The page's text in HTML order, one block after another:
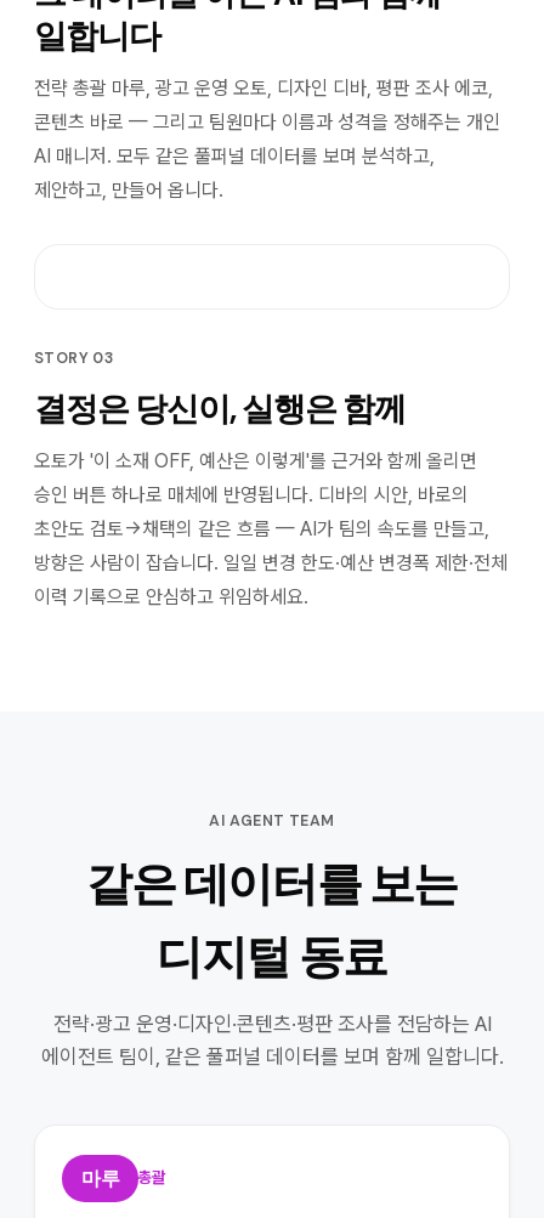
일합니다
전략 총괄 마루, 광고 운영 오토, 디자인 디바, 평판 조사 에코,
콘텐츠 바로 — 그리고 팀원마다 이름과 성격을 정해주는 개인
AI 매니저. 모두 같은 풀퍼널 데이터를 보며 분석하고,
제안하고, 만들어 옵니다.
STORY 03
결정은 당신이, 실행은 함께
오토가 '이 소재 OFF, 예산은 이렇게'를 근거와 함께 올리면
승인 버튼 하나로 매체에 반영됩니다. 디바의 시안, 바로의
초안도 검토→채택의 같은 흐름 — AI가 팀의 속도를 만들고,
방향은 사람이 잡습니다. 일일 변경 한도·예산 변경폭 제한·전체
이력 기록으로 안심하고 위임하세요.
AI AGENT TEAM
같은 데이터를 보는
디지털 동료
전략·광고 운영·디자인·콘텐츠·평판 조사를 전담하는 AI
에이전트 팀이, 같은 풀퍼널 데이터를 보며 함께 일합니다.
마루 총괄